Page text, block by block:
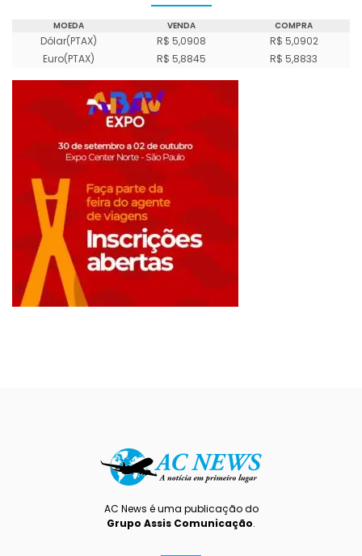
MOEDA VENDA COMPRA
Dólar(PTAX) R$ 5,0908
R$ 5,0902
Euro(PTAX)
R$ 5,8845 R$ 5,8833
AC News é uma publicação do
Grupo Assis Comunicação.